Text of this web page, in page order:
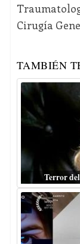
Cirugía
TAMBIÉN
Terror